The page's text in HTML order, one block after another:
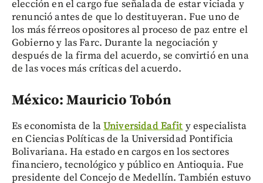
elección en el cargo fue señalada de estar viciada y
renunció antes de que lo destituyeran. Fue uno de
los más férreos opositores al proceso de paz entre el
Gobierno y las Farc. Durante la negociación y
después de la firma del acuerdo, se convirtió en una
de las voces más críticas del acuerdo.
México: Mauricio Tobón
Es economista de laUniversidad Eafity especialista
en Ciencias Políticas de la Universidad Pontificia
Bolivariana. Ha estado en cargos en los sectores
financiero, tecnológico y público en Antioquia. Fue
presidente del Concejo de Medellín. También estuvo